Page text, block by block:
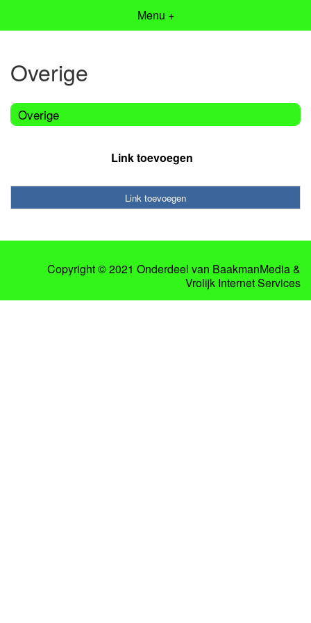
Menu +
Overige
Overige
Link toevoegen
Link toevoegen
Copyright © 2021 Onderdeel van BaakmanMedia&
Vrolijk Internet Services